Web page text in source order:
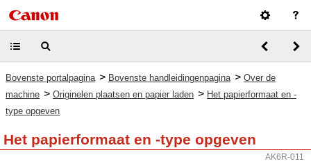
Bovenste portalpagina > Bovenste handleidingenpagina > Over de
machine > Originelen plaatsen en papier laden > Het papierformaat en -
type opgeven
Het papierformaat en -type opgeven
AK6R-011